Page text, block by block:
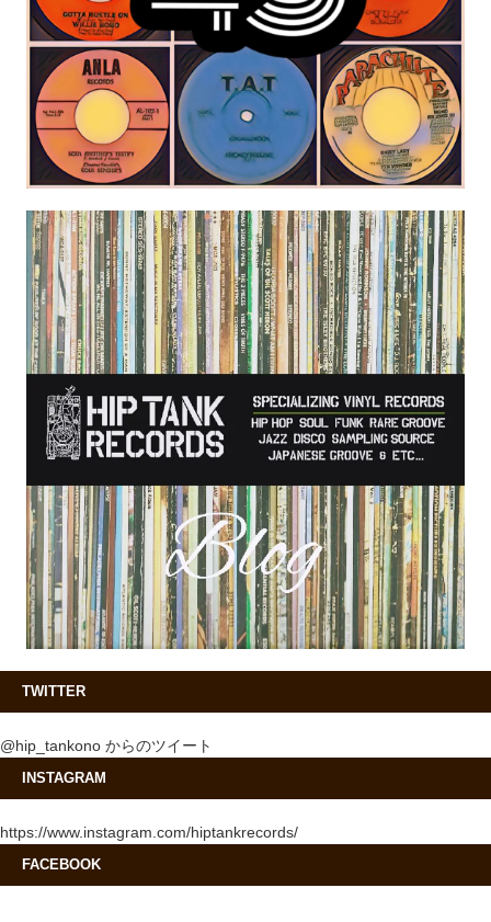
TWITTER
@hip_tankono からのツイート
INSTAGRAM
https://www.instagram.com/hiptankrecords/
FACEBOOK